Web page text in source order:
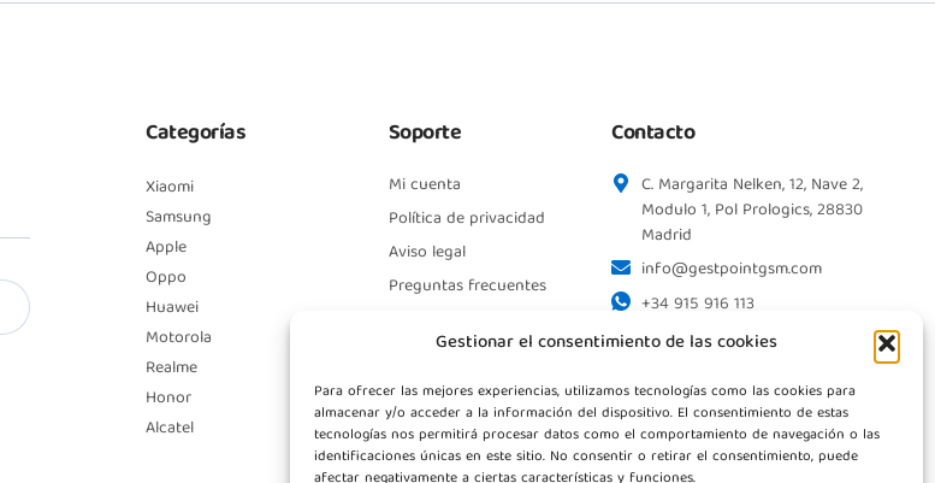
Gestionar el consentimiento de las cookies
Para ofrecer las mejores experiencias, utilizamos tecnologías como las cookies para
almacenar y/o acceder a la información del dispositivo. El consentimiento de estas
tecnologías nos permitirá procesar datos como el comportamiento de navegación o las
identificaciones únicas en este sitio. No consentir o retirar el consentimiento, puede
Categorías
Xiaomi
Samsung
Apple
Oppo
Huawei
Motorola
Realme
Honor
Alcatel
Soporte
Mi cuenta
Política de privacidad
Aviso legal
Preguntas frecuentes
Contacto
C. Margarita Nelken, 12, Nave 2,
Modulo 1, Pol Prologics, 28830
Madrid
info@gestpointgsm.com
+34 915 916 113
+34 744 667 846